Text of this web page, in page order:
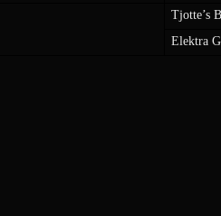
Tjotte’s
Elektra